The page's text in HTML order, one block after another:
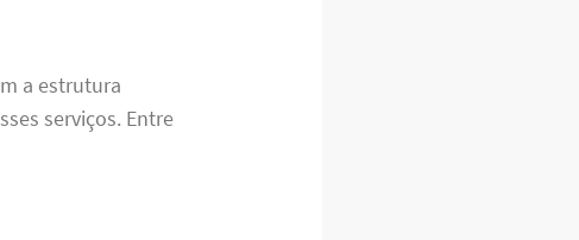
a estrutura
serviços. Entre